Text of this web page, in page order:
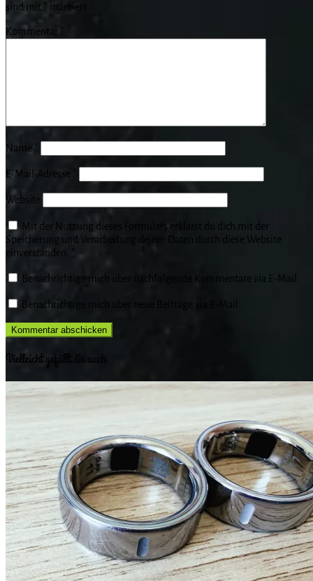
sind mit * markiert
Kommentar
Name *
E-Mail-Adresse
Website
Mit der Nutzung dieses Formulars erklärst du dich mit der
Speicherung und Verarbeitung deiner Daten durch diese Website
einverstanden. *
Benachrichtige mich über nachfolgende Kommentare via E-Mail.
Benachrichtige mich über neue Beiträge via E-Mail.
Vielleicht gefällt dir auch